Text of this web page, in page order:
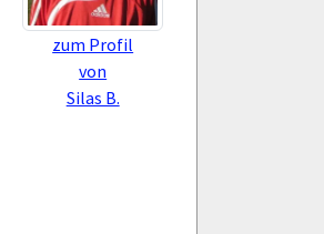
zum Profil
von
Silas B.